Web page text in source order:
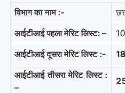
विभाग का नाम :-
आईटीआई पहला मेरिट लिस्ट: –
आईटीआई दूसरा मेरिट लिस्ट :-
आईटीआई तीसरा मेरिट लिस्ट :
–